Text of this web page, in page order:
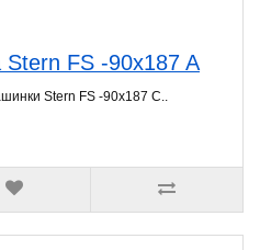
FS -90x187 A
Stern FS -90x187 C..